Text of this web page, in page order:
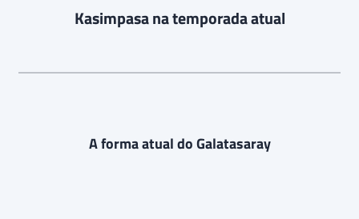
Kasimpasa na temporada atual
A forma atual do Galatasaray